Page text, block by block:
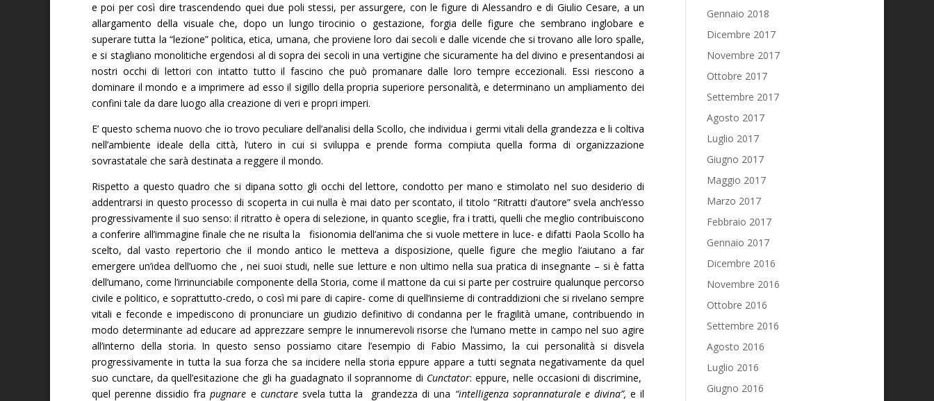
e poi per così dire trascendendo quei due poli stessi, per assurgere, con le figure di Alessandro e di Giulio Cesare, a un
allargamento della visuale che, dopo un lungo tirocinio o gestazione, forgia delle figure che sembrano inglobare e
superare tutta la “lezione” politica, etica, umana, che proviene loro dai secoli e dalle vicende che si trovano alle loro spalle,
e si stagliano monolitiche ergendosi al di sopra dei secoli in una vertigine che sicuramente ha del divino e presentandosi ai
nostri occhi di lettori con intatto tutto il fascino che può promanare dalle loro tempre eccezionali. Essi riescono a
dominare il mondo e a imprimere ad esso il sigillo della propria superiore personalità, e determinano un ampliamento dei
confini tale da dare luogo alla creazione di veri e propri imperi.
E’ questo schema nuovo che io trovo peculiare dell’analisi della Scollo, che individua i germi vitali della grandezza e li coltiva
nell’ambiente ideale della città, l’utero in cui si sviluppa e prende forma compiuta quella forma di organizzazione
sovrastatale che sarà destinata a reggere il mondo.
Rispetto a questo quadro che si dipana sotto gli occhi del lettore, condotto per mano e stimolato nel suo desiderio di
addentrarsi in questo processo di scoperta in cui nulla è mai dato per scontato, il titolo “Ritratti d’autore” svela anch’esso
progressivamente il suo senso: il ritratto è opera di selezione, in quanto sceglie, fra i tratti, quelli che meglio contribuiscono
a conferire all’immagine finale che ne risulta la fisionomia dell’anima che si vuole mettere in luce- e difatti Paola Scollo ha
scelto, dal vasto repertorio che il mondo antico le metteva a disposizione, quelle figure che meglio l’aiutano a far
emergere un’idea dell’uomo che , nei suoi studi, nelle sue letture e non ultimo nella sua pratica di insegnante – si è fatta
dell’umano, come l’irrinunciabile componente della Storia, come il mattone da cui si parte per costruire qualunque percorso
civile e politico, e soprattutto-credo, o così mi pare di capire- come di quell’insieme di contraddizioni che si rivelano sempre
vitali e feconde e impediscono di pronunciare un giudizio definitivo di condanna per le fragilità umane, contribuendo in
modo determinante ad educare ad apprezzare sempre le innumerevoli risorse che l’umano mette in campo nel suo agire
all’interno della storia. In questo senso possiamo citare l’esempio di Fabio Massimo, la cui personalità si disvela
progressivamente in tutta la sua forza che sa incidere nella storia eppure appare a tutti segnata negativamente da quel
suo cunctare, da quell’esitazione che gli ha guadagnato il soprannome di Cunctator: eppure, nelle occasioni di discrimine,
quel perenne dissidio frapugnare e cunctaresvela tutta la grandezza di una “intelligenza soprannaturale e divina”, e il
Gennaio 2018
Dicembre 2017
Novembre 2017
Ottobre 2017
Settembre 2017
Agosto 2017
Luglio 2017
Giugno 2017
Maggio 2017
Marzo 2017
Febbraio 2017
Gennaio 2017
Dicembre 2016
Novembre 2016
Ottobre 2016
Settembre 2016
Agosto 2016
Luglio 2016
Giugno 2016